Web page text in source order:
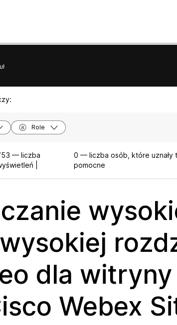
Role
— liczba
|
0 — liczba osób, które uznały
pomocne
dla witryny
Webex